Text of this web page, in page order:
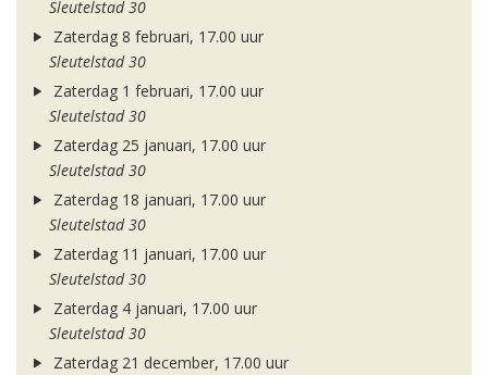
Sleutelstad 30
Zaterdag 8 februari, 17.00 uur
Sleutelstad 30
Zaterdag 1 februari, 17.00 uur
Sleutelstad 30
Zaterdag 25 januari, 17.00 uur
Sleutelstad 30
Zaterdag 18 januari, 17.00 uur
Sleutelstad 30
Zaterdag 11 januari, 17.00 uur
Sleutelstad 30
Zaterdag 4 januari, 17.00 uur
Sleutelstad 30
Zaterdag 21 december, 17.00 uur